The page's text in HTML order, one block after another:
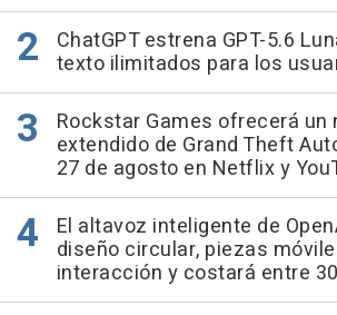
ChatGPT estrena GPT-5.6
texto ilimitados para los
Rockstar Games ofrecerá un
extendido de Grand Theft
27 de agosto en Netflix y
El altavoz inteligente de
diseño circular, piezas
interacción y costará entre